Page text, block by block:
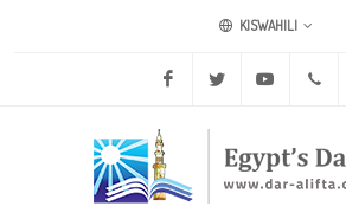
KISWAHILI
Facebook Twitter Youtube